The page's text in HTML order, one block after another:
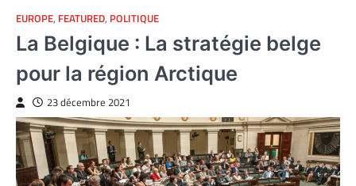
EUROPE, FEATURED, POLITIQUE
La Belgique : La stratégie belge
pour la région Arctique
23 décembre 2021